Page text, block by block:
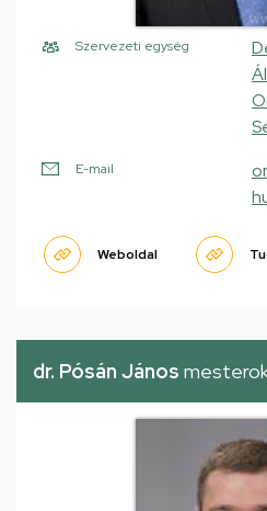
Szervezeti egység
E-mail
Weboldal
dr. Pósán János